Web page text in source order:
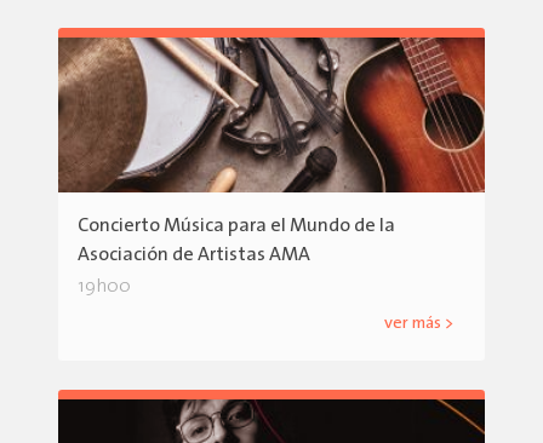
Concierto Música para el Mundo de la
Asociación de Artistas AMA
19h00
ver más >